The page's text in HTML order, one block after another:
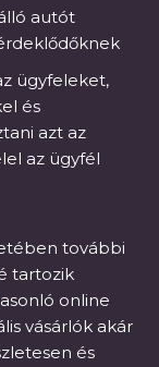
autót
ügyfeleket,
és
azt az
az ügyfél
további
tartozik
online
vásárlók akár
és